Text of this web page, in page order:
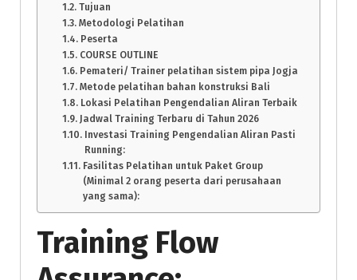
Tujuan
Metodologi Pelatihan
Peserta
COURSE OUTLINE
Pemateri/ Trainer pelatihan sistem pipa Jogja
Metode pelatihan bahan konstruksi Bali
Lokasi Pelatihan Pengendalian Aliran Terbaik
Jadwal Training Terbaru di Tahun 2026
Investasi Training Pengendalian Aliran Pasti
Running:
Fasilitas Pelatihan untuk Paket Group
(Minimal 2 orang peserta dari perusahaan
yang sama):
Training Flow